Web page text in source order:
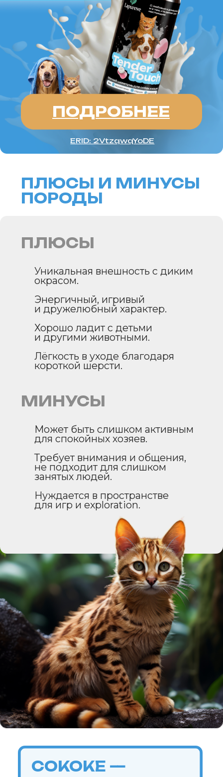
на долгие годы.
ИНФОРМАЦИЯ О СОБЛЮДЕНИИ АВТОРСКИХ ПРАВ
Кошки
Топ пород
Породы
Знаки зодиака
Заболевания
Стартовый набор для кошки
Опасные и безопасные растения
для кошек
Имена
Породы
Знаки зодиака
Стартовый набор для собаки